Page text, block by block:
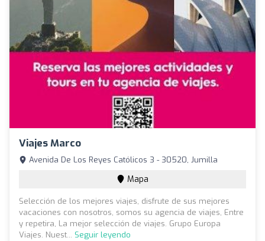
Viajes Marco
Avenida De Los Reyes Católicos 3 - 30520, Jumilla
Mapa
Selección de los mejores viajes, disfrute de sus mejores
vacaciones con nosotros, somos su agencia de viajes, Entre
y repetira, La mejor selección de viajes. Grupo Europa
Viajes. Nuest... Seguir leyendo